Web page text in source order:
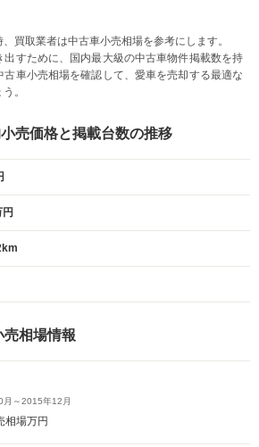
買取業者は中古車小売相場を参考にします。
出すために、国内最大級の中古車物件掲載数を持
車小売相場を確認して、愛車を売却する最適な
。
売価格と掲載台数の推移
売相場情報
月～2015年12月
相場万円